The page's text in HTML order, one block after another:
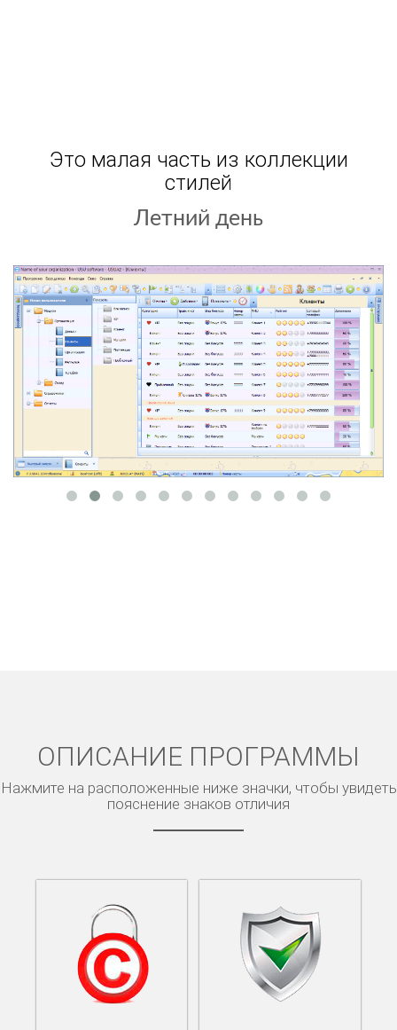
Это малая часть из коллекции
стилей
Летний день
ОПИСАНИЕ ПРОГРАММЫ
Нажмите на расположенные ниже значки, чтобы увидеть
пояснение знаков отличия